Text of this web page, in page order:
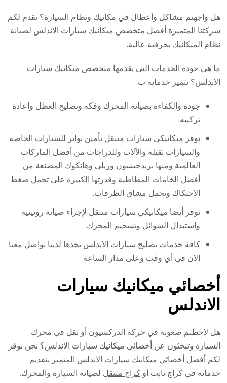
هل واجهتم مشاكل وأعطال في مكانيك ونظام السيارة؟ تقدم لكم
شركتنا المتميزة أفضل متخصص ميكانيك سيارات الاندلس لصيانة
نظام الميكانيك بحرفية عالية.
ما هي جودة الخدمات التي يقدمها متخصص ميكانيك سيارات
الاندلس؟ تتميز خدماته ب:
جودة والكفاءة بصيانة المحرك وفكه وتصليح العطل وإعادة
تركيبه.
يوفر ميكانيكي سيارات متنقل تأمين تواير للسيارات الخاصة
والسيارات ثقيلة والآلات وللدراجات من أفضل الماركات
العالمية ومنها بريدجيسون وريلي وهانكوك المصنعة من
أفضل الخامات المطاطية وقدرتها الكبيرة على تحمل ضغط
الاحتكاك وتحمل مشاق الطرقات.
نوفر أيضا ميكانيكي سيارات متنقل لإجراء صيانة روتينية
واستبدال السوائل وتشحيم المحرك.
كافة خدمات تصليح سيارات الاندلس تجدها لدينا تواصل معنا
الان في أي وقت وعلى مدار الساعة
أخصائي ميكانيك سيارات
الاندلس
هل لاحظتم صعوبة في حركة الدركسيون أو ثقل في محرك
السيارة وتبحثون عن أخصائي ميكانيك سيارات الاندلس؟ نحن نوفر
لكم أفضل أخصائي ميكانيك سيارات الاندلس المتميز بتقديم
خدماته في كراج ثابت أوكراج متنقل لصيانة السيارة والمحرك.